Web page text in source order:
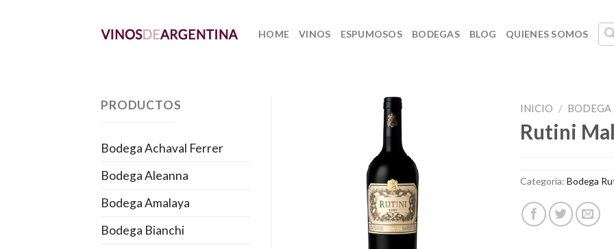
HOME VINOS ESPUMOSOS BODEGAS BLOG QUIENES SOMOS
PRODUCTOS
Bodega Achaval Ferrer
Bodega Aleanna
Bodega Amalaya
Bodega Bianchi
INICIO /
Rutini
Categoría:Bodega